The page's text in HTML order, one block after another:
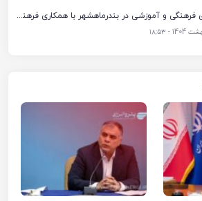
سمینارهای فرهنگی و آموزشی در بندرماهشهر با همکاری فرهنگ‌سرای پتروشیمی مارون